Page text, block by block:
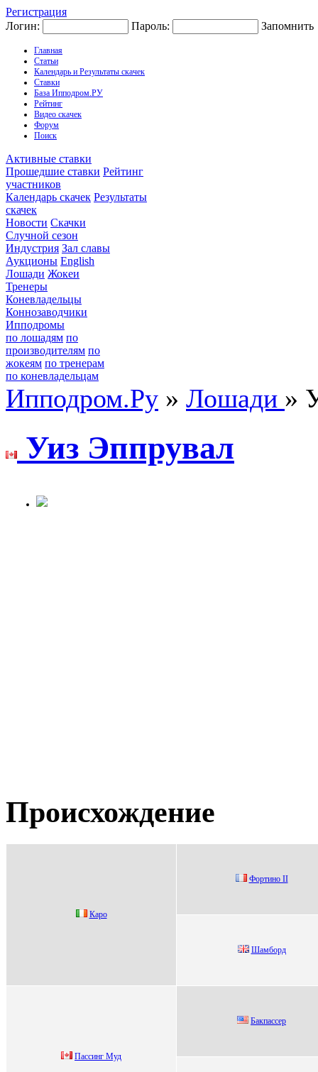
Регистрация
Логин:
Пароль: Запомнить
Главная
Статьи
Календарь и Результаты скачек
Ставки
База Ипподром.РУ
Рейтинг
Видео скачек
Форум
Поиск
Активные ставки
Прошедшие ставки Рейтинг
участников
Календарь скачек Результаты
скачек
Новости Скачки
Случной сезон
Индустрия Зал славы
Аукционы English
Лошади Жокеи
Тренеры
Коневладельцы
Коннозаводчики
Ипподромы
по лошадям по
производителям по
жокеям по тренерам
по коневладельцам
Ипподром.Ру » Лошади »
Уиз Эппрувал
Происхождение
Каpo
Фopтинo II
Шaмбopд
Пaссинг Mуд
Бaкпaccep